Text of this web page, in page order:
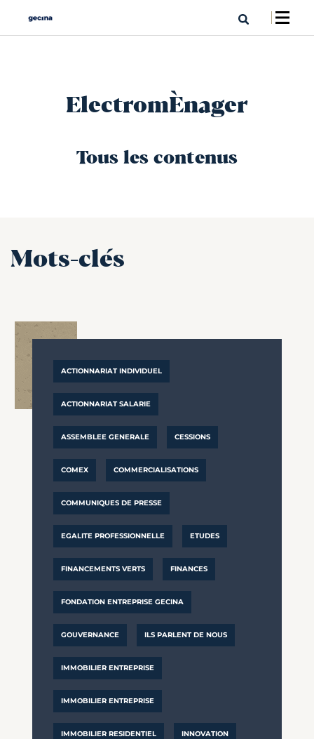
ElectromÈnager
Tous les contenus
Mots-clés
ACTIONNARIAT INDIVIDUEL
ACTIONNARIAT SALARIE
ASSEMBLEE GENERALE CESSIONS
COMEX COMMERCIALISATIONS
COMMUNIQUES DE PRESSE
EGALITE PROFESSIONNELLE ETUDES
FINANCEMENTS VERTS FINANCES
FONDATION ENTREPRISE GECINA
GOUVERNANCE ILS PARLENT DE NOUS
IMMOBILIER ENTREPRISE
IMMOBILIER ENTREPRISE
IMMOBILIER RESIDENTIEL INNOVATION